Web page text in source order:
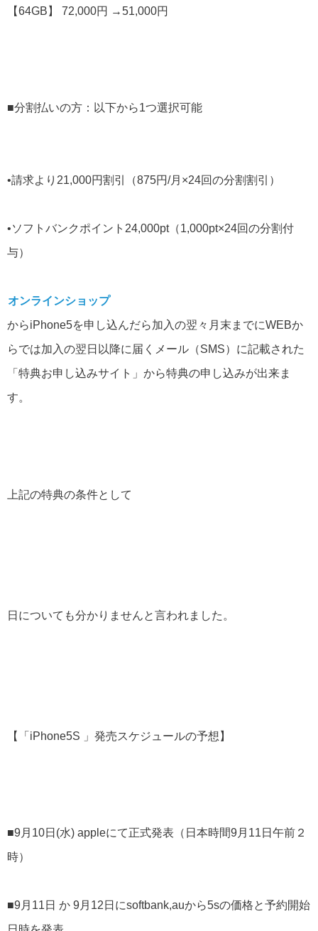
【64GB】 72,000円 →51,000円
■分割払いの方：以下から1つ選択可能
•請求より21,000円割引（875円/月×24回の分割割引）
•ソフトバンクポイント24,000pt（1,000pt×24回の分割付
与）
オンラインショップ
からiPhone5を申し込んだら加入の翌々月末までにWEBか
らでは加入の翌日以降に届くメール（SMS）に記載された
「特典お申し込みサイト」から特典の申し込みが出来ま
す。
上記の特典の条件として
日についても分かりませんと言われました。
【「iPhone5S 」発売スケジュールの予想】
■9月10日(水) appleにて正式発表（日本時間9月11日午前２
時）
■9月11日 か 9月12日にsoftbank,auから5sの価格と予約開始